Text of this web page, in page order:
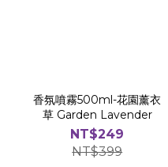
香氛噴霧500ml-花園薰衣
草 Garden Lavender
NT$249
NT$399